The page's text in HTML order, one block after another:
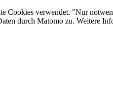
Cookies verwendet. "Nur
durch Matomo zu. Weitere